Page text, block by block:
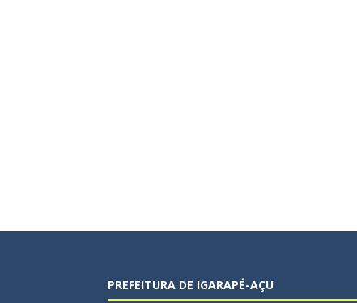
PREFEITURA DE IGARAPÉ-AÇU